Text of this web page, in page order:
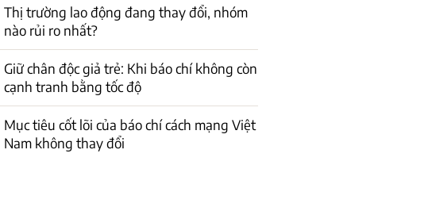
Thị trường lao động đang thay đổi, nhóm
nào rủi ro nhất?
Giữ chân độc giả trẻ: Khi báo chí không còn
cạnh tranh bằng tốc độ
Mục tiêu cốt lõi của báo chí cách mạng Việt
Nam không thay đổi